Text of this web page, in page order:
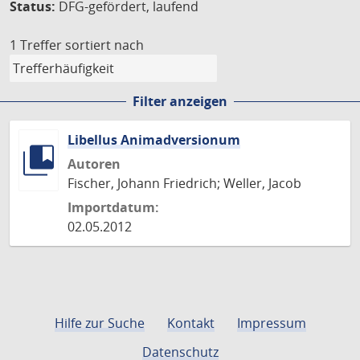
Status: DFG-gefördert, laufend
1 Treffer sortiert nach
Filter anzeigen
Libellus Animadversionum
Autoren
Fischer, Johann Friedrich; Weller, Jacob
Importdatum:
02.05.2012
Hilfe zur Suche Kontakt
Impressum
Datenschutz